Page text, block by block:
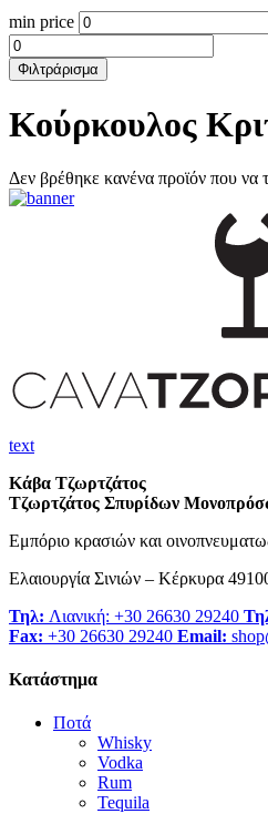
min price
Φιλτράρισμα
Κούρκουλος
Δεν βρέθηκε κανένα προϊόν που να
text
Κάβα Τζωρτζάτος
Τζωρτζάτος Σπυρίδων
Εμπόριο κρασιών και
Ελαιουργία Σινιών – Κέρκυρα
Τηλ: Λιανική: +30 26630 29240
Fax: +30 26630 29240 Email:
Κατάστημα
Ποτά
Whisky
Vodka
Rum
Tequila